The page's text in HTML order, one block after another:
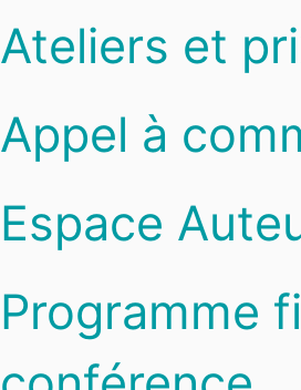
Ateliers et
Appel à
Espace
Programme